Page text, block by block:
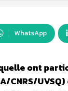
WhatsApp
ont
CNRS/